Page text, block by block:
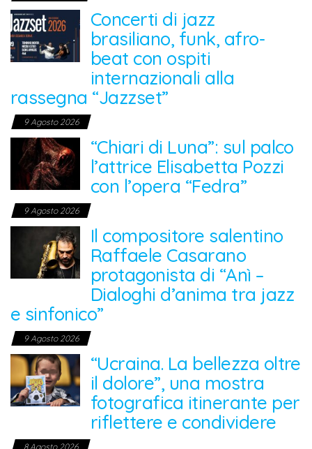
Concerti di jazz
brasiliano, funk, afro-
beat con ospiti
internazionali alla
rassegna “Jazzset”
9 Agosto 2026
“Chiari di Luna”: sul palco
l’attrice Elisabetta Pozzi
con l’opera “Fedra”
9 Agosto 2026
Il compositore salentino
Raffaele Casarano
protagonista di “Anì –
Dialoghi d’anima tra jazz
e sinfonico”
9 Agosto 2026
“Ucraina. La bellezza oltre
il dolore”, una mostra
fotografica itinerante per
riflettere e condividere
8 Agosto 2026